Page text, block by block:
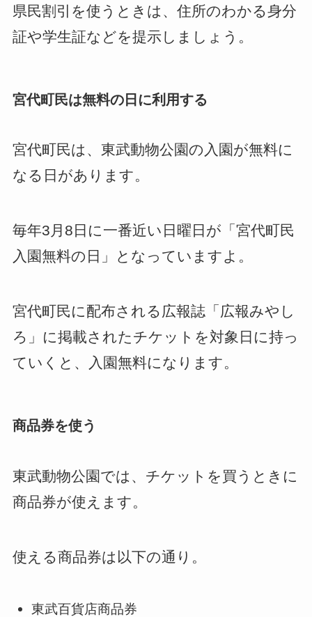
県民割引を使うときは、住所のわかる身分
証や学生証などを提示しましょう。
宮代町民は無料の日に利用する
宮代町民は、東武動物公園の入園が無料に
なる日があります。
毎年3月8日に一番近い日曜日が「宮代町民
入園無料の日」となっていますよ。
宮代町民に配布される広報誌「広報みやし
ろ」に掲載されたチケットを対象日に持っ
ていくと、入園無料になります。
商品券を使う
東武動物公園では、チケットを買うときに
商品券が使えます。
使える商品券は以下の通り。
東武百貨店商品券